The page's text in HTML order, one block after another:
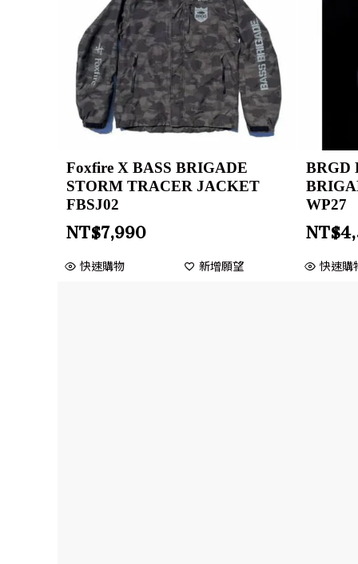
Foxfire X BASS BRIGADE
STORM TRACER JACKET
FBSJ02
NT$7,990
快速購物 新增願望
BRGD
WP27
NT$
快速購